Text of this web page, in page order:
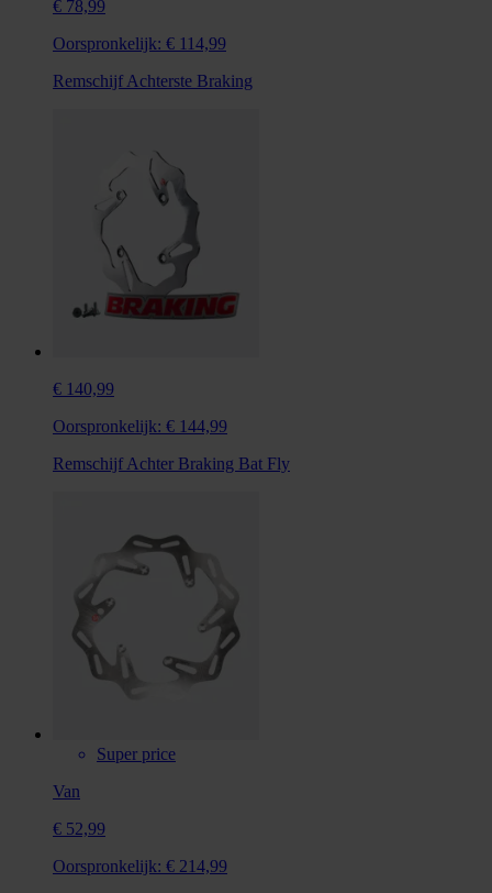
€ 78,99
Oorspronkelijk: € 114,99
Remschijf Achterste Braking
€ 140,99
Oorspronkelijk: € 144,99
Remschijf Achter Braking Bat Fly
Super price
Van
€ 52,99
Oorspronkelijk: € 214,99